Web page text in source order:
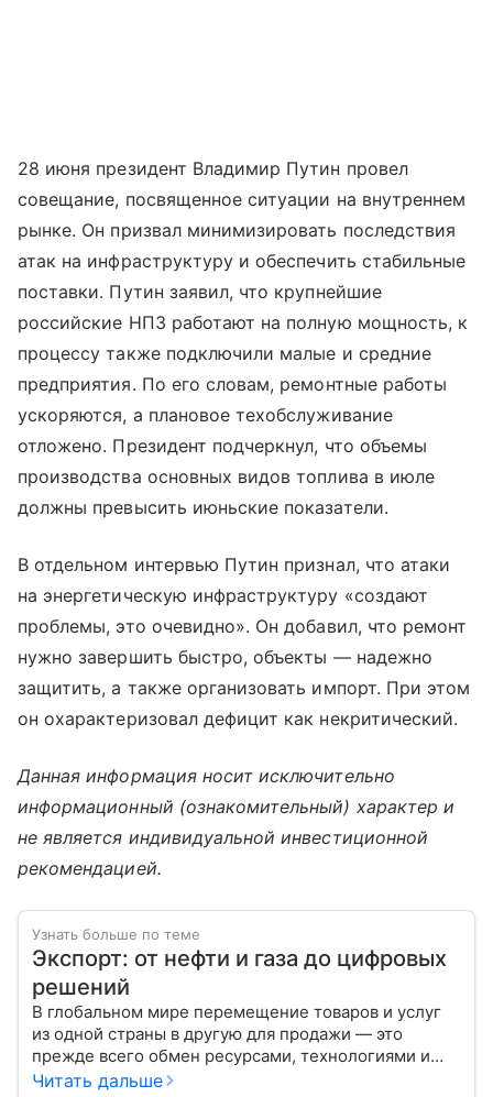
28 июня президент Владимир Путин провел
совещание, посвященное ситуации на внутреннем
рынке. Он призвал минимизировать последствия
атак на инфраструктуру и обеспечить стабильные
поставки. Путин заявил, что крупнейшие
российские НПЗ работают на полную мощность, к
процессу также подключили малые и средние
предприятия. По его словам, ремонтные работы
ускоряются, а плановое техобслуживание
отложено. Президент подчеркнул, что объемы
производства основных видов топлива в июле
должны превысить июньские показатели.
В отдельном интервью Путин признал, что атаки
на энергетическую инфраструктуру «создают
проблемы, это очевидно». Он добавил, что ремонт
нужно завершить быстро, объекты — надежно
защитить, а также организовать импорт. При этом
он охарактеризовал дефицит как некритический.
Данная информация носит исключительно
информационный (ознакомительный) характер и
не является индивидуальной инвестиционной
рекомендацией.
Узнать больше по теме
Экспорт: от нефти и газа до цифровых
решений
В глобальном мире перемещение товаров и услуг
из одной страны в другую для продажи — это
прежде всего обмен ресурсами, технологиями и
культурой. В статье разберем, как работает экспорт
Читать дальше